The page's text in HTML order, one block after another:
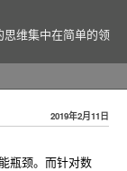
维集中在简单的领
2019年2月11日
瓶颈。而针对数